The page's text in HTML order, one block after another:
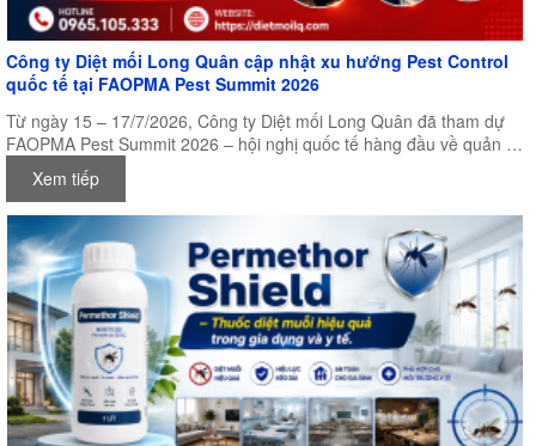
Công ty Diệt mối Long Quân cập nhật xu hướng Pest Control
quốc tế tại FAOPMA Pest Summit 2026
Từ ngày 15 – 17/7/2026, Công ty Diệt mối Long Quân đã tham dự
FAOPMA Pest Summit 2026 – hội nghị quốc tế hàng đầu về quản lý
và kiểm soát dịch hại khu vực Châu Á – Thái Bình Dương, được tổ
chức tại Trung tâm Hội nghị Quốc tế New Zealand (NZICC),
Auckland, New Zealand.
Xem tiếp